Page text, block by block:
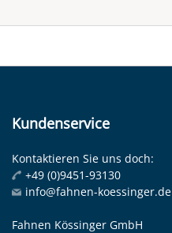
Kundenservice
Kontaktieren Sie uns doch:
+49 (0)9451-93130
info@fahnen-koessinger.de
Fahnen Kössinger GmbH